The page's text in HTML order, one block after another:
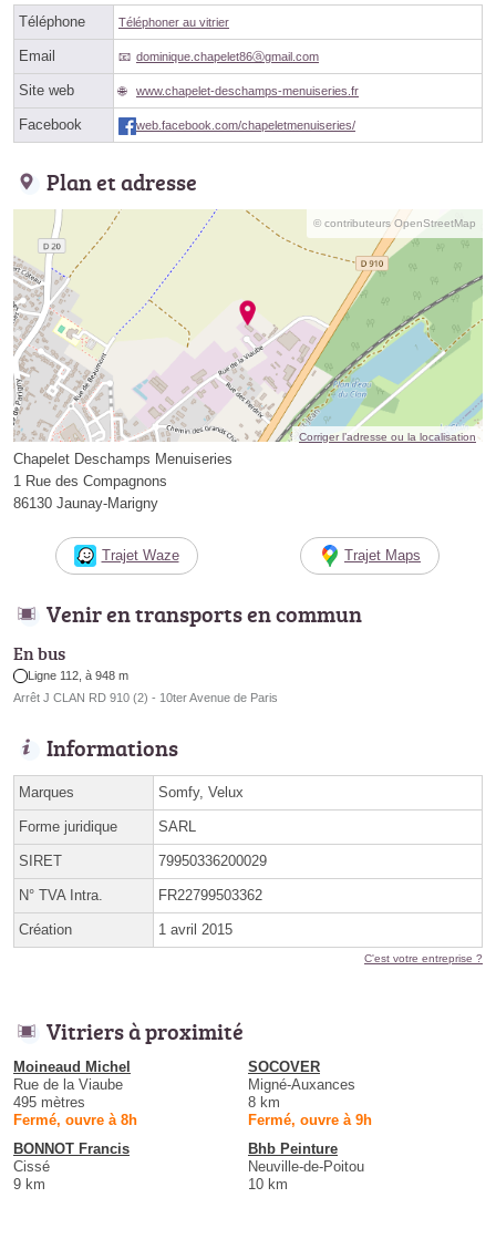
Téléphone Téléphoner au vitrier
Email dominique.chapelet86ⓐgmail.com
Site web www.chapelet-deschamps-menuiseries.fr
Facebook web.facebook.com/chapeletmenuiseries/
Plan et adresse
© contributeurs OpenStreetMap
Corriger l’adresse ou la localisation
Chapelet Deschamps Menuiseries
1 Rue des Compagnons
86130 Jaunay-Marigny
Trajet Waze Trajet Maps
Venir en transports en commun
En bus
Ligne 112, à 948 m
Arrêt J CLAN RD 910 (2) - 10ter Avenue de Paris
Informations
Marques Somfy, Velux
Forme juridique SARL
SIRET 79950336200029
N° TVA Intra. FR22799503362
Création 1 avril 2015
C'est votre entreprise ?
Vitriers à proximité
Moineaud Michel
Rue de la Viaube
495 mètres
Fermé, ouvre à 8h
SOCOVER
Migné-Auxances
8 km
Fermé, ouvre à 9h
BONNOT Francis
Cissé
9 km
Bhb Peinture
Neuville-de-Poitou
10 km